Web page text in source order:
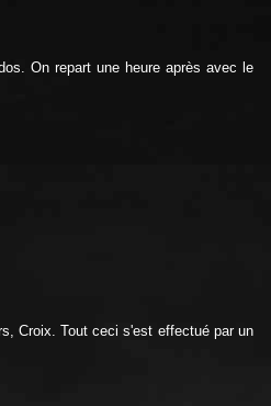
On repart une heure après avec le
Croix. Tout ceci s'est effectué par un